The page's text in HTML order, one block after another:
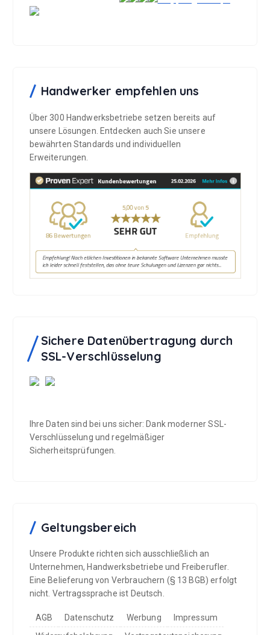
Handwerker empfehlen uns
Über 300 Handwerksbetriebe setzen bereits auf
unsere Lösungen. Entdecken auch Sie unsere
bewährten Standards und individuellen
Erweiterungen.
Sichere Datenübertragung durch
SSL-Verschlüsselung
Ihre Daten sind bei uns sicher: Dank moderner SSL-
Verschlüsselung und regelmäßiger
Sicherheitsprüfungen.
Geltungsbereich
Unsere Produkte richten sich ausschließlich an
Unternehmen, Handwerksbetriebe und Freiberufler.
Eine Belieferung von Verbrauchern (§ 13 BGB) erfolgt
nicht. Vertragssprache ist Deutsch.
AGB Datenschutz Werbung
Impressum